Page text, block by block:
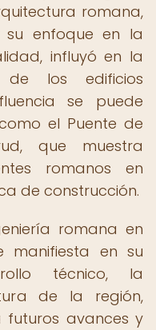
romana,
su enfoque en la
influyó en la
los edificios
se puede
el Puente de
que muestra
romanos en
de construcción.
romana en
manifiesta en su
técnico, la
de la región,
avances y